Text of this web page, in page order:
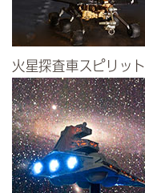
火星探査車スピリット